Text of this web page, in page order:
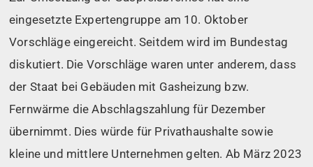
eingesetzte Expertengruppe am 10. Oktober
Vorschläge eingereicht. Seitdem wird im Bundestag
diskutiert. Die Vorschläge waren unter anderem, dass
der Staat bei Gebäuden mit Gasheizung bzw.
Fernwärme die Abschlagszahlung für Dezember
übernimmt. Dies würde für Privathaushalte sowie
kleine und mittlere Unternehmen gelten. Ab März 2023